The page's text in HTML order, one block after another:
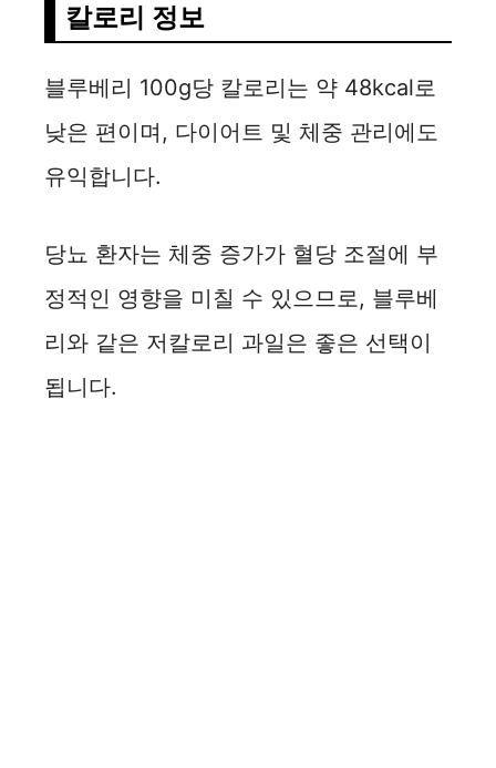
칼로리 정보
블루베리 100g당 칼로리는 약 48kcal로
낮은 편이며, 다이어트 및 체중 관리에도
유익합니다.
당뇨 환자는 체중 증가가 혈당 조절에 부
정적인 영향을 미칠 수 있으므로, 블루베
리와 같은 저칼로리 과일은 좋은 선택이
됩니다.